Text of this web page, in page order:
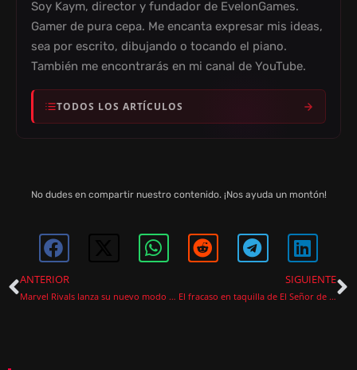
Soy Kaym, director y fundador de EvelonGames.
Gamer de pura cepa. Me encanta expresar mis ideas,
sea por escrito, dibujando o tocando el piano.
También me encontrarás en mi canal de YouTube.
TODOS LOS ARTÍCULOS
No dudes en compartir nuestro contenido. ¡Nos ayuda un montón!
ANTERIOR
Marvel Rivals lanza su nuevo modo de juego con Jeff el tiburón de tierra: El evento más esperado del invierno 2024
SIGUIENTE
El fracaso en taquilla de El Señor de los Anillos preocupa al futuro de la franquicia